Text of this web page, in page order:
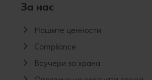
За нас
Нашите ценности
Compliance
Ваучери за храна